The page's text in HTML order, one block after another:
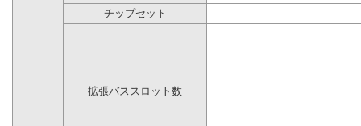
チップセット
拡張バススロット数